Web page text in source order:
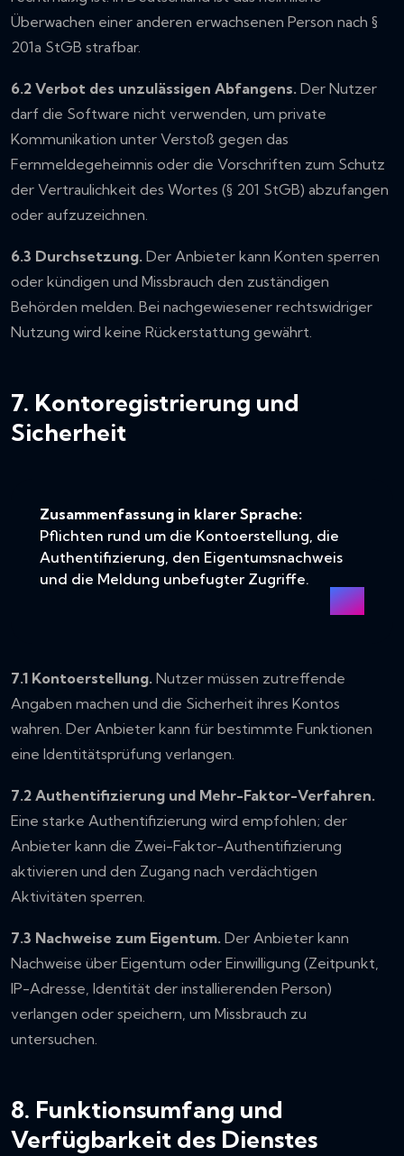
Überwachen einer anderen erwachsenen Person nach §
201a StGB strafbar.
6.2 Verbot des unzulässigen Abfangens. Der Nutzer
darf die Software nicht verwenden, um private
Kommunikation unter Verstoß gegen das
Fernmeldegeheimnis oder die Vorschriften zum Schutz
der Vertraulichkeit des Wortes (§ 201 StGB) abzufangen
oder aufzuzeichnen.
6.3 Durchsetzung. Der Anbieter kann Konten sperren
oder kündigen und Missbrauch den zuständigen
Behörden melden. Bei nachgewiesener rechtswidriger
Nutzung wird keine Rückerstattung gewährt.
7. Kontoregistrierung und
Sicherheit
Zusammenfassung in klarer Sprache:
Pflichten rund um die Kontoerstellung, die
Authentifizierung, den Eigentumsnachweis
und die Meldung unbefugter Zugriffe.
7.1 Kontoerstellung. Nutzer müssen zutreffende
Angaben machen und die Sicherheit ihres Kontos
wahren. Der Anbieter kann für bestimmte Funktionen
eine Identitätsprüfung verlangen.
7.2 Authentifizierung und Mehr-Faktor-Verfahren.
Eine starke Authentifizierung wird empfohlen; der
Anbieter kann die Zwei-Faktor-Authentifizierung
aktivieren und den Zugang nach verdächtigen
Aktivitäten sperren.
7.3 Nachweise zum Eigentum. Der Anbieter kann
Nachweise über Eigentum oder Einwilligung (Zeitpunkt,
IP-Adresse, Identität der installierenden Person)
verlangen oder speichern, um Missbrauch zu
untersuchen.
8. Funktionsumfang und
Verfügbarkeit des Dienstes